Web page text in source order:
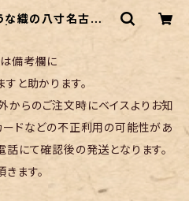
な織の八寸名古屋
リサイクル着物 菅
備考欄に
と助かります。
らのご注文時にベイスよりお知
ードなどの不正利用の可能性があ
にて確認後の発送となります。
ます。